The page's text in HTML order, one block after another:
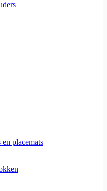
placemats